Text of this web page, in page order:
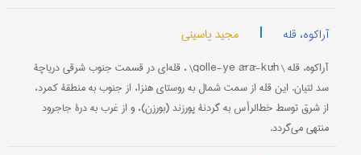
آراکوه، قله | مجید یاسینی
آراکوه، قله \ qolle-ye ārā-kūh\ ، قله‌ای در قسمت جنوب شرقی دریاچۀ
سد لتیان. این قله از سمت شمال به روستای هنزا، از جنوب به منطقۀ کمرد،
از شرق توسط خط‌الرأس به گردنۀ پورزند (بورزن)، و از غرب به درۀ جاجرود
منتهی می‌گردد.